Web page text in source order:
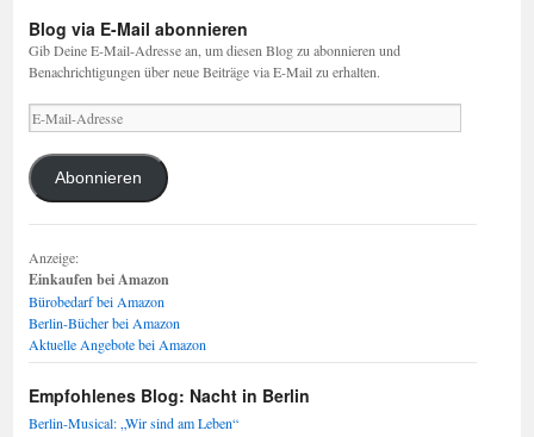
Blog via E-Mail abonnieren
Gib Deine E-Mail-Adresse an, um diesen Blog zu abonnieren und
Benachrichtigungen über neue Beiträge via E-Mail zu erhalten.
E-
Mail-
Adresse
Abonnieren
Anzeige:
Einkaufen bei Amazon
Bürobedarf bei Amazon
Berlin-Bücher bei Amazon
Aktuelle Angebote bei Amazon
Empfohlenes Blog: Nacht in Berlin
Berlin-Musical: „Wir sind am Leben“